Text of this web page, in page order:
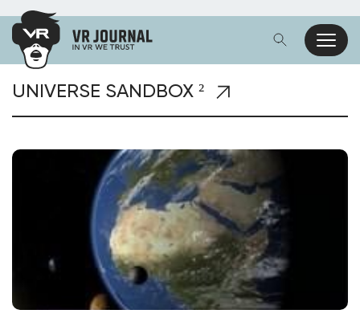
UNIVERSE SANDBOX ²